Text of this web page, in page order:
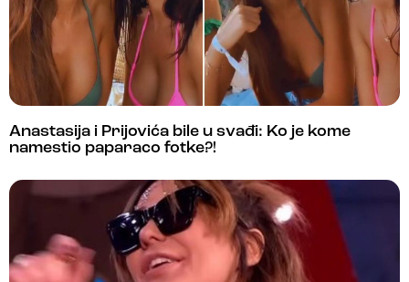
Anastasija i Prijovića bile u svađi: Ko je kome
namestio paparaco fotke?!